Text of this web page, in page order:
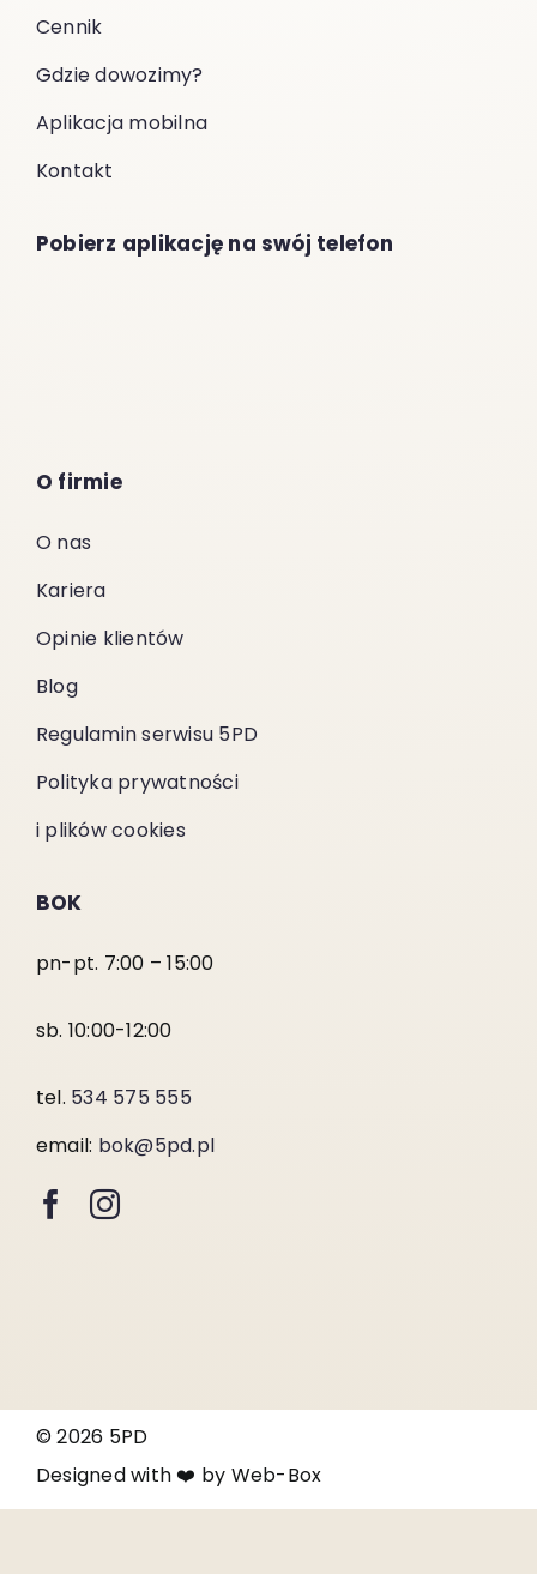
Cennik
Gdzie dowozimy?
Aplikacja mobilna
Kontakt
Pobierz aplikację na swój telefon
O firmie
O nas
Kariera
Opinie klientów
Blog
Regulamin serwisu 5PD
Polityka prywatności
i plików cookies
BOK
pn-pt. 7:00 – 15:00
sb. 10:00-12:00
tel. 534 575 555
email: bok@5pd.pl
© 2026 5PD
Designed with ❤️ by Web-Box